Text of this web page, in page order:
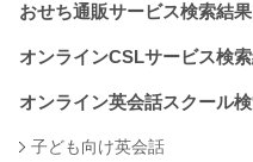
おせち通販サービス検索結果
オンラインCSLサービス検
オンライン英会話スクール
子ども向け英会話